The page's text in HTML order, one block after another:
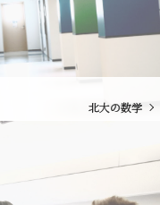
北大の数学